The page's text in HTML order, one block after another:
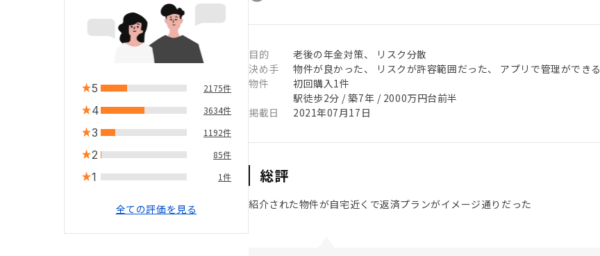
5 2175件
4 3634件
3 1192件
2 85件
1 1件
全ての評価を見る
目的
老後の年金対策、 リスク分散
決め手
物件が良かった、 リスクが許容範囲だった、 アプリで管理ができる
物件
初回購入1件
駅徒歩2分 / 築7年 / 2000万円台前半
掲載日
2021年07月17日
総評
紹介された物件が自宅近くで返済プランがイメージ通りだった